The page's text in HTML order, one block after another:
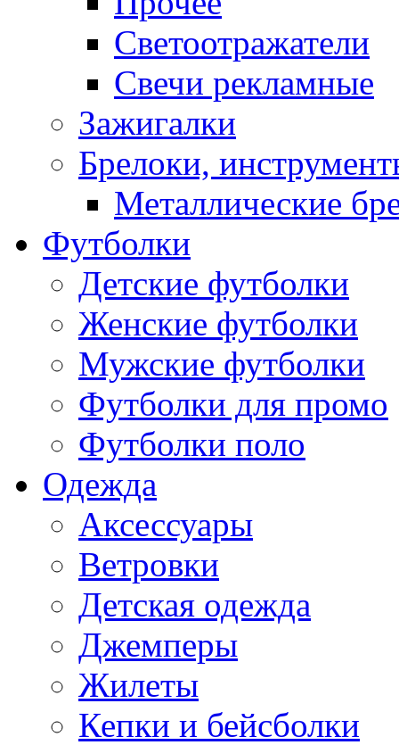
Светоотражатели
Свечи рекламные
Зажигалки
Брелоки,
Металлические
Футболки
Детские футболки
Женские футболки
Мужские футболки
Футболки для промо
Футболки поло
Одежда
Аксессуары
Ветровки
Детская одежда
Джемперы
Жилеты
Кепки и бейсболки